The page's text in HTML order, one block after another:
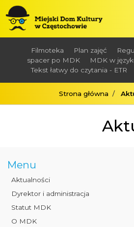
Filmoteka Plan zajęć
spacer po MDK
MDK w
Tekst łatwy do czytania - ETR
Strona główna
Menu
Aktualności
Dyrektor i administracja
Statut MDK
O MDK